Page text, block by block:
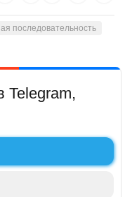
последовательность
Telegram,